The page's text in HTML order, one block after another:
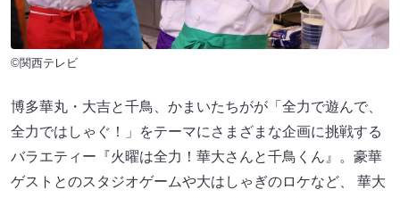
©関西テレビ
博多華丸・大吉と千鳥、かまいたちがが「全力で遊んで、
全力ではしゃぐ！」をテーマにさまざまな企画に挑戦する
バラエティー『火曜は全力！華大さんと千鳥くん』。豪華
ゲストとのスタジオゲームや大はしゃぎのロケなど、 華大